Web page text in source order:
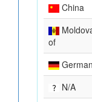
China
of
N/A